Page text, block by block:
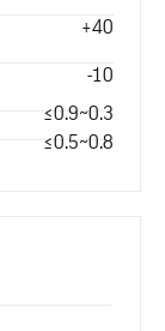
+40
-10
≤0.9~0.3
≤0.5~0.8